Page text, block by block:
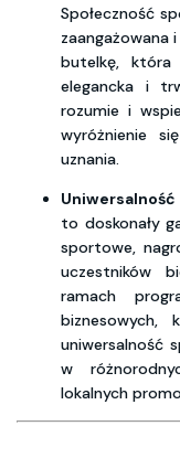
Społeczność
zaangażowana
butelkę,
elegancka i
rozumie i
wyróżnienie
uznania.
to doskonały
sportowe,
uczestników
ramach
uniwersalność
w
lokalnych